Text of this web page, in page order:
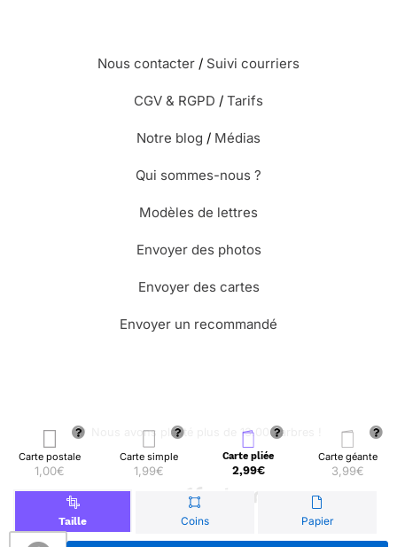
Carte postale
1,00€
Carte simple
1,99€
Carte pliée
2,99€
Carte géante
3,99€
Taille Coins Papier
Nous contacter / Suivi courriers
CGV & RGPD / Tarifs
Notre blog / Médias
Qui sommes-nous ?
Modèles de lettres
Envoyer des photos
Envoyer des cartes
Envoyer un recommandé
🌳 Nous avons planté plus de 13.000 arbres !
© Merci Facteur